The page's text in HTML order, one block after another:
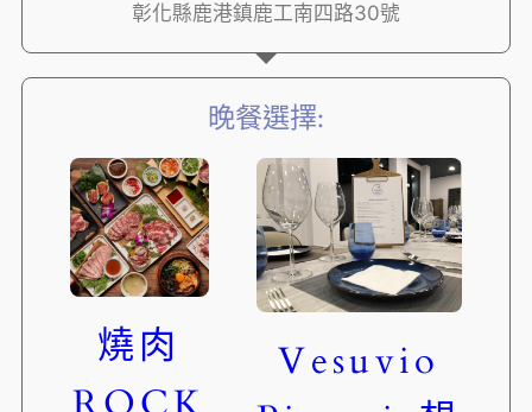
彰化縣鹿港鎮鹿工南四路30號
晚餐選擇:
燒肉
Vesuvio